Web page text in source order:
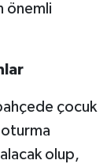
önemli
çocuk
olup,